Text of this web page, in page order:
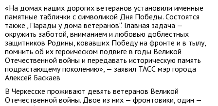
«На домах наших дорогих ветеранов установили именные
памятные таблички с символикой Дня Победы. Состоятся
также „Парады у дома ветеранов“. Главная задача —
окружить заботой, вниманием и любовью доблестных
защитников Родины, ковавших Победу на фронте и в тылу,
помнить об их героическом подвиге в годы Великой
Отечественной войны и передавать историческую память
подрастающему поколению», — заявил ТАСС мэр города
Алексей Баскаев
В Черкесске проживают девять ветеранов Великой
Отечественной войны. Двое из них — фронтовики, один —